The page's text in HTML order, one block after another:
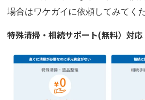
場合はワケガイに依頼してみてくだ
特殊清掃・相続サポート(無料）対応